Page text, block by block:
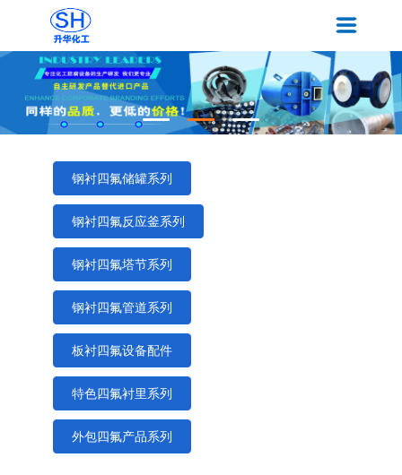
钢衬四氟储罐系列
钢衬四氟反应釜系列
钢衬四氟塔节系列
钢衬四氟管道系列
板衬四氟设备配件
特色四氟衬里系列
外包四氟产品系列